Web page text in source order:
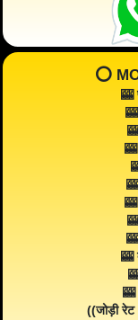
⭕️
🎰
🎰
🎰
((जोड़ी